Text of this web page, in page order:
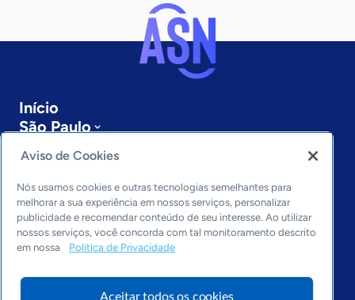
Início
São Paulo
Sobre a ASN
Últimas notícias
Entre em contato
Editorias
Economia & Política
Inovação & Tecnologia
Cultura empreendedora
Aviso de Cookies
Nós usamos cookies e outras tecnologias semelhantes para
melhorar a sua experiência em nossos serviços, personalizar
publicidade e recomendar conteúdo de seu interesse. Ao utilizar
nossos serviços, você concorda com tal monitoramento descrito
em nossa
Política de Privacidade
Aceitar todos os cookies